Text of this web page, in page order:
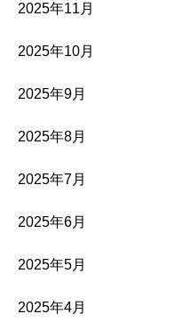
2025年11月
2025年10月
2025年9月
2025年8月
2025年7月
2025年6月
2025年5月
2025年4月